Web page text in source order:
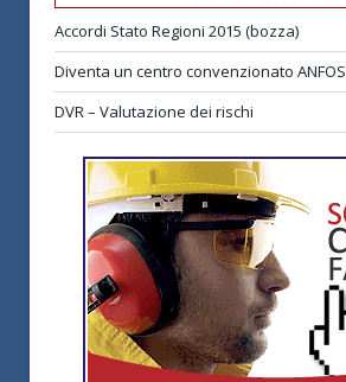
Accordi Stato Regioni 2015 (bozza)
Diventa un centro convenzionato ANFOS
DVR – Valutazione dei rischi